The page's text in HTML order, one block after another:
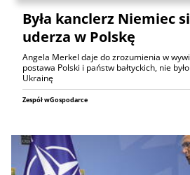
Była kanclerz Niemiec
uderza w Polskę
Angela Merkel daje do zrozumienia w
postawa Polski i państw bałtyckich, nie
Ukrainę
Zespół wGospodarce